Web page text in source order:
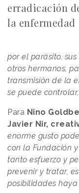
erradicación
la enfermedad
por el parásito,
otros hermanos,
transmisión de la
se puede
Para Nino
Javier Nir,
enorme gusto
con la Fundación
tanto esfuerzo y
prevenir y tratar,
posibilidades